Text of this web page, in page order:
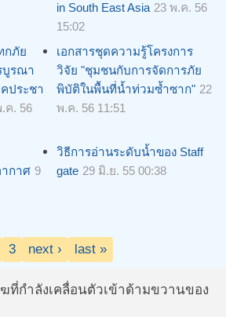
in South East Asia 23 พ.ค. 56
15:02
กภัย
บูรณา
ประชา
.ค. 56
เอกสารชุดความรู้โครงการ
วิจัย "ชุมชนกับการจัดการภัย
พิบัติในพื้นที่น้ำท่วมซ้ำซาก" 22
พ.ค. 56 11:51
กาศ 9
วิธีการอ่านระดับน้ำของ Staff
gate 29 มิ.ย. 55 00:38
3 next › last »
ที่กำลังเคลื่อนตัวเข้าด้ามขวานของ